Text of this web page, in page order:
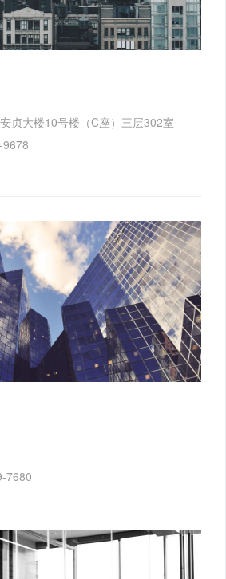
贞大楼10号楼（C座）三层302室
7680